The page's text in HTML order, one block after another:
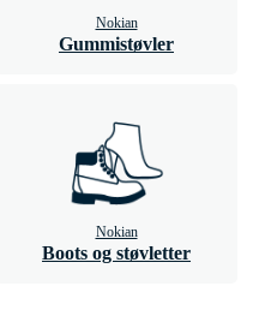
Nokian
Gummistøvler
Nokian
Boots og støvletter